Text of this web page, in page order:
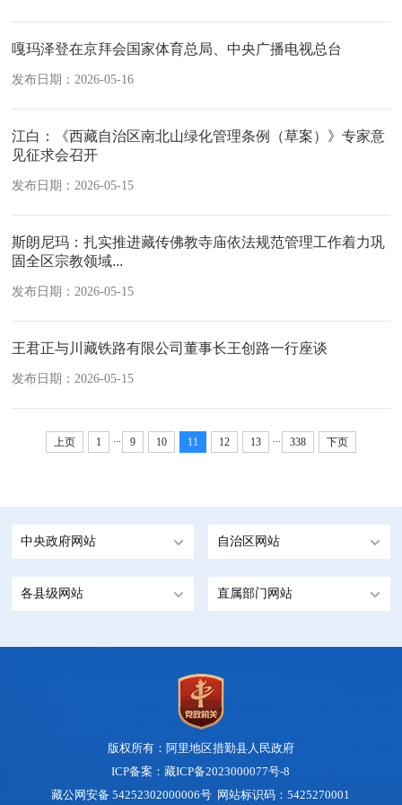
嘎玛泽登在京拜会国家体育总局、中央广播电视总台
发布日期：2026-05-16
江白：《西藏自治区南北山绿化管理条例（草案）》专家意
见征求会召开
发布日期：2026-05-15
斯朗尼玛：扎实推进藏传佛教寺庙依法规范管理工作着力巩
固全区宗教领域...
发布日期：2026-05-15
王君正与川藏铁路有限公司董事长王创路一行座谈
发布日期：2026-05-15
上页 1 ... 9 10 11 12 13 ... 338 下页
中央政府网站 自治区网站
各县级网站 直属部门网站
版权所有：阿里地区措勤县人民政府
ICP备案：藏ICP备2023000077号-8
藏公网安备 54252302000006号 网站标识码：5425270001